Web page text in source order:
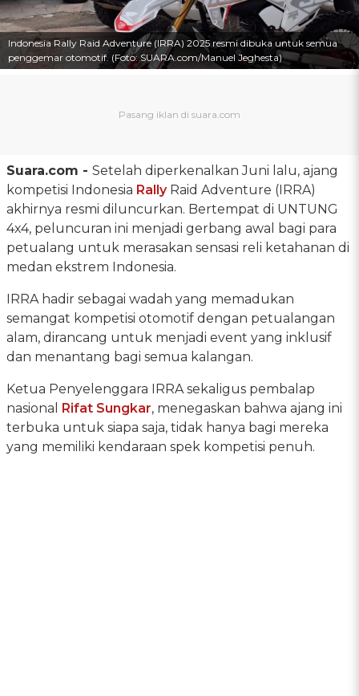
Indonesia Rally Raid Adventure (IRRA) 2025 resmi dibuka untuk semua
penggemar otomotif. (Foto: SUARA.com/Manuel Jeghesta)
Suara.com - Setelah diperkenalkan Juni lalu, ajang
kompetisi Indonesia RallyRaid Adventure (IRRA)
akhirnya resmi diluncurkan. Bertempat di UNTUNG
4x4, peluncuran ini menjadi gerbang awal bagi para
petualang untuk merasakan sensasi reli ketahanan di
medan ekstrem Indonesia.
IRRA hadir sebagai wadah yang memadukan
semangat kompetisi otomotif dengan petualangan
alam, dirancang untuk menjadi event yang inklusif
dan menantang bagi semua kalangan.
Ketua Penyelenggara IRRA sekaligus pembalap
nasional Rifat Sungkar, menegaskan bahwa ajang ini
terbuka untuk siapa saja, tidak hanya bagi mereka
yang memiliki kendaraan spek kompetisi penuh.